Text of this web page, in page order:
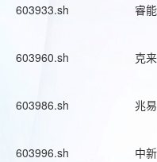
603933.sh 睿
603960.sh 克
603986.sh 兆
603996.sh 中